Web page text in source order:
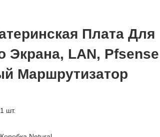
Плата Для
Экрана, LAN,
Маршрутизатор
1 шт.